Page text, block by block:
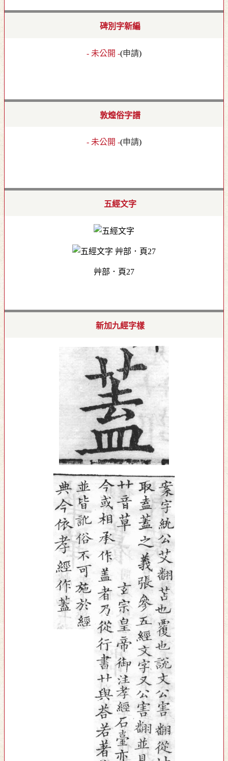
碑別字新編
- 未公開 -(申請)
敦煌俗字譜
- 未公開 -(申請)
五經文字
艸部．頁27
新加九經字樣